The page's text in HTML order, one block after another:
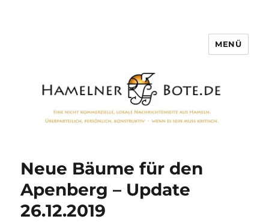
MENÜ
Neue Bäume für den
Apenberg – Update
26.12.2019